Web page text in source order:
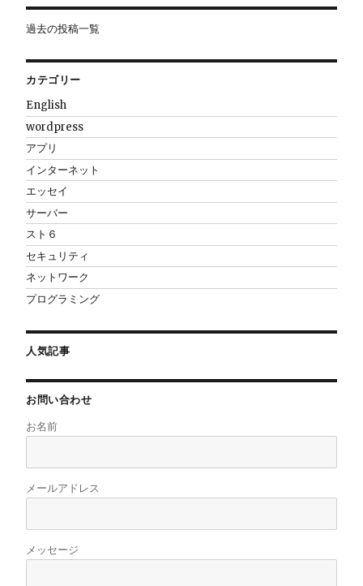
過去の投稿一覧
カテゴリー
English
wordpress
アプリ
インターネット
エッセイ
サーバー
スト６
セキュリティ
ネットワーク
プログラミング
人気記事
お問い合わせ
お名前
メールアドレス
メッセージ